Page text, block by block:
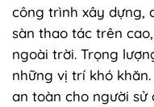
công trình xây dựng,
sàn thao tác trên
ngoài trời. Trọng
những vị trí khó
an toàn cho người